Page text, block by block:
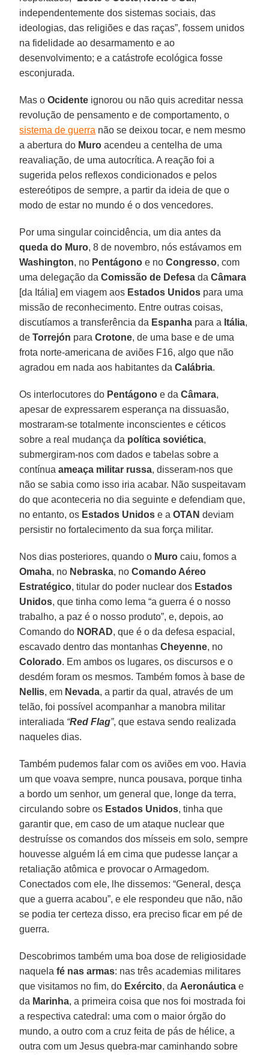
independentemente dos sistemas sociais, das
ideologias, das religiões e das raças”, fossem unidos
na fidelidade ao desarmamento e ao
desenvolvimento; e a catástrofe ecológica fosse
esconjurada.
Mas oOcidente ignorou ou não quis acreditar nessa
revolução de pensamento e de comportamento, o
sistema de guerra não se deixou tocar, e nem mesmo
a abertura do Muro acendeu a centelha de uma
reavaliação, de uma autocrítica. A reação foi a
sugerida pelos reflexos condicionados e pelos
estereótipos de sempre, a partir da ideia de que o
modo de estar no mundo é o dos vencedores.
Por uma singular coincidência, um dia antes da
queda do Muro, 8 de novembro, nós estávamos em
Washington, no Pentágono e noCongresso, com
uma delegação daComissão de Defesa daCâmara
[da Itália] em viagem aos Estados Unidos para uma
missão de reconhecimento. Entre outras coisas,
discutíamos a transferência da Espanha para a Itália,
deTorrejón paraCrotone, de uma base e de uma
frota norte-americana de aviões F16, algo que não
agradou em nada aos habitantes daCalábria.
Os interlocutores do Pentágono e daCâmara,
apesar de expressarem esperança na dissuasão,
mostraram-se totalmente inconscientes e céticos
sobre a real mudança da política soviética,
submergiram-nos com dados e tabelas sobre a
contínuaameaça militar russa, disseram-nos que
não se sabia como isso iria acabar. Não suspeitavam
do que aconteceria no dia seguinte e defendiam que,
no entanto, os Estados Unidos e aOTAN deviam
persistir no fortalecimento da sua força militar.
Nos dias posteriores, quando o Muro caiu, fomos a
Omaha, no Nebraska, noComando Aéreo
Estratégico, titular do poder nuclear dos Estados
Unidos, que tinha como lema “a guerra é o nosso
trabalho, a paz é o nosso produto”, e, depois, ao
Comando do NORAD, que é o da defesa espacial,
escavado dentro das montanhasCheyenne, no
Colorado. Em ambos os lugares, os discursos e o
desdém foram os mesmos. Também fomos à base de
Nellis, em Nevada, a partir da qual, através de um
telão, foi possível acompanhar a manobra militar
interaliada “Red Flag”, que estava sendo realizada
naqueles dias.
Também pudemos falar com os aviões em voo. Havia
um que voava sempre, nunca pousava, porque tinha
a bordo um senhor, um general que, longe da terra,
circulando sobre os Estados Unidos, tinha que
garantir que, em caso de um ataque nuclear que
destruísse os comandos dos mísseis em solo, sempre
houvesse alguém lá em cima que pudesse lançar a
retaliação atômica e provocar o Armagedom.
Conectados com ele, lhe dissemos: “General, desça
que a guerra acabou”, e ele respondeu que não, não
se podia ter certeza disso, era preciso ficar em pé de
guerra.
Descobrimos também uma boa dose de religiosidade
naquelafé nas armas: nas três academias militares
que visitamos no fim, do Exército, da Aeronáutica e
da Marinha, a primeira coisa que nos foi mostrada foi
a respectiva catedral: uma com o maior órgão do
mundo, a outro com a cruz feita de pás de hélice, a
outra com um Jesus quebra-mar caminhando sobre